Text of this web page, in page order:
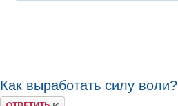
Как выработать силу воли?
Ответить